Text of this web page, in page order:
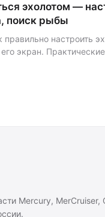
эхолотом —
поиск рыбы
настроить
его экран.
Mercury, MerCruiser,